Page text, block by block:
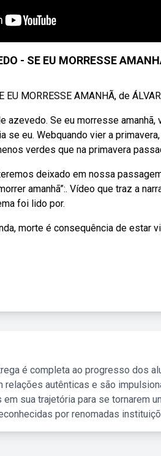
- SE EU MORRESSE
MORRESSE AMANHÃ, de
azevedo. Se eu morresse
se eu. Webquando vier a
verdes que na primavera
deixado em nossa
amanhã”:. Vídeo que traz a
foi lido por.
morte é consequência de estar
é completa ao progresso dos
relações autênticas e são
sua trajetória para se tornarem
por renomadas